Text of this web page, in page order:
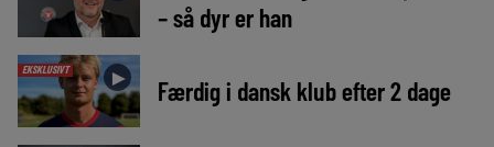
– så dyr er han
EKSKLUSIVT ► Færdig i dansk klub efter 2 dage